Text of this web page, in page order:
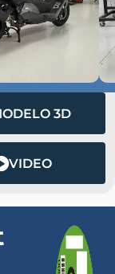
3D
VIDEO